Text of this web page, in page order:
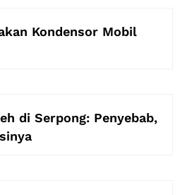
Kondensor Mobil
di Serpong: Penyebab,